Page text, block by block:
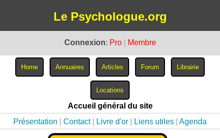
Le Psychologue.org
Connexion: Pro Membre
Accueil général du site
Présentation
Contact Livre d'or Liens utiles Agenda